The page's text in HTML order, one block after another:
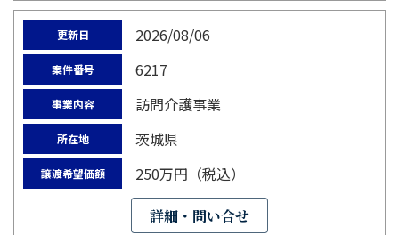
更新日 2026/08/06
案件番号 6217
事業内容 訪問介護事業
所在地 茨城県
譲渡希望価額 250万円（税込）
詳細・問い合せ